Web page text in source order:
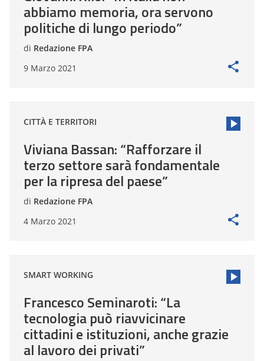
abbiamo memoria, ora servono
politiche di lungo periodo”
di Redazione FPA
9 Marzo 2021
CITTÀ E TERRITORI
Viviana Bassan: “Rafforzare il
terzo settore sarà fondamentale
per la ripresa del paese”
di Redazione FPA
4 Marzo 2021
SMART WORKING
Francesco Seminaroti: “La
tecnologia può riavvicinare
cittadini e istituzioni, anche grazie
al lavoro dei privati”